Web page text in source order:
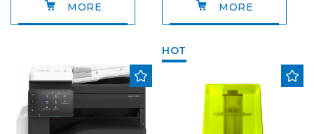
MORE MORE